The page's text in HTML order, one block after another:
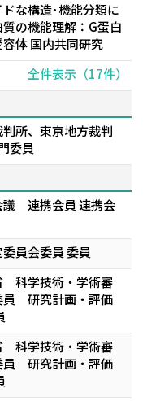
な構造･機能分類に
の機能理解：G蛋白
体 国内共同研究
全件表示（17件）
所、東京地方裁判
委員
議 連携会員 連携会
員会委員 委員
科学技術・学術審
員 研究計画・評価
科学技術・学術審
員 研究計画・評価